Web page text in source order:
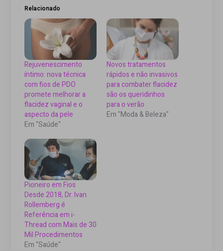
Relacionado
Rejuvenescimento
íntimo: nova técnica
com fios de PDO
promete melhorar a
flacidez vaginal e o
aspecto da pele
Em "Saúde"
Novos tratamentos
rápidos e não invasivos
para combater flacidez
são os queridinhos
para o verão
Em "Moda & Beleza"
Pioneiro em Fios
Desde 2018, Dr. Ivan
Rollemberg é
Referência em i-
Thread com Mais de 30
Mil Procedimentos
Em "Saúde"